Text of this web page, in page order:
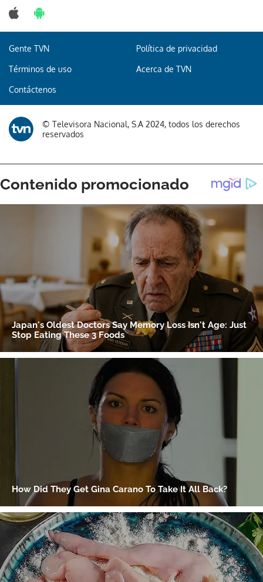
Gente TVN Política de privacidad
Términos de uso Acerca de TVN
Contáctenos
© Televisora Nacional, S.A 2024, todos los derechos
reservados